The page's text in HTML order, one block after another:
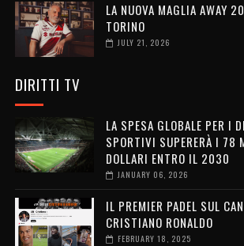
LA NUOVA MAGLIA AWAY
TORINO
JULY 21, 2026
DIRITTI TV
LA SPESA GLOBALE PER I
SPORTIVI SUPERERÀ I 78
DOLLARI ENTRO IL 2030
JANUARY 06, 2026
IL PREMIER PADEL SUL
CRISTIANO RONALDO
FEBRUARY 18, 2025